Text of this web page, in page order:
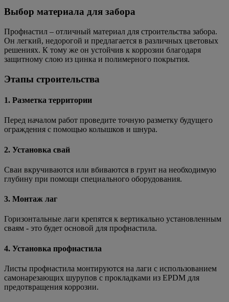
Выбор материала для забора
Профнастил – отличный материал для строительства забора.
Он легкий, недорогой и предлагается в различных цветовых
решениях. К тому же он устойчив к коррозии благодаря
защитному слою из цинка и полимерного покрытия.
Этапы строительства
1. Разметка территории
Перед началом работ проведите точную разметку будущего
ограждения с помощью колышков и шнура.
2. Установка свай
Сваи вкручиваются или вбиваются в грунт на необходимую
глубину при помощи специального оборудования.
3. Монтаж лаг
Горизонтальные лаги крепятся к вертикально установленным
сваям - это будет основой для профнастила.
4. Установка профнастила
Листы профнастила монтируются на лаги с использованием
самонарезающих шурупов с прокладками из EPDM для
предотвращения коррозии.